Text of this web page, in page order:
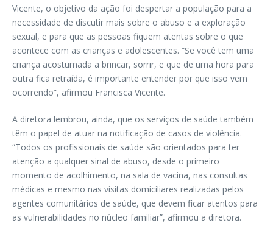
Vicente, o objetivo da ação foi despertar a população para a
necessidade de discutir mais sobre o abuso e a exploração
sexual, e para que as pessoas fiquem atentas sobre o que
acontece com as crianças e adolescentes. “Se você tem uma
criança acostumada a brincar, sorrir, e que de uma hora para
outra fica retraída, é importante entender por que isso vem
ocorrendo”, afirmou Francisca Vicente.
A diretora lembrou, ainda, que os serviços de saúde também
têm o papel de atuar na notificação de casos de violência.
“Todos os profissionais de saúde são orientados para ter
atenção a qualquer sinal de abuso, desde o primeiro
momento de acolhimento, na sala de vacina, nas consultas
médicas e mesmo nas visitas domiciliares realizadas pelos
agentes comunitários de saúde, que devem ficar atentos para
as vulnerabilidades no núcleo familiar”, afirmou a diretora.